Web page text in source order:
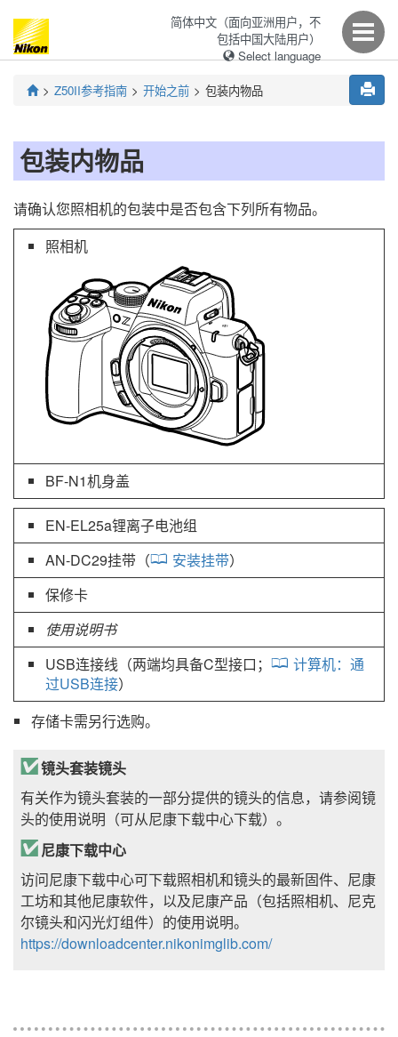
简体中文（面向亚洲用户，不
包括中国大陆用户）
Select language
Z50II参考指南 开始之前 包装内物品
包装内物品
请确认您照相机的包装中是否包含下列所有物品。
照相机
BF-N1机身盖
EN-EL25a锂离子电池组
AN-DC29挂带（ 安装挂带）
保修卡
使用说明书
USB连接线（两端均具备C型接口；
计算机：通
过USB连接）
存储卡需另行选购。
镜头套装镜头
有关作为镜头套装的一部分提供的镜头的信息，请参阅镜
头的使用说明（可从尼康下载中心下载）。
尼康下载中心
访问尼康下载中心可下载照相机和镜头的最新固件、 尼康
工坊和其他尼康软件，以及尼康产品（包括照相机、尼克
尔镜头和闪光灯组件）的使用说明。
https://downloadcenter.nikonimglib.com/